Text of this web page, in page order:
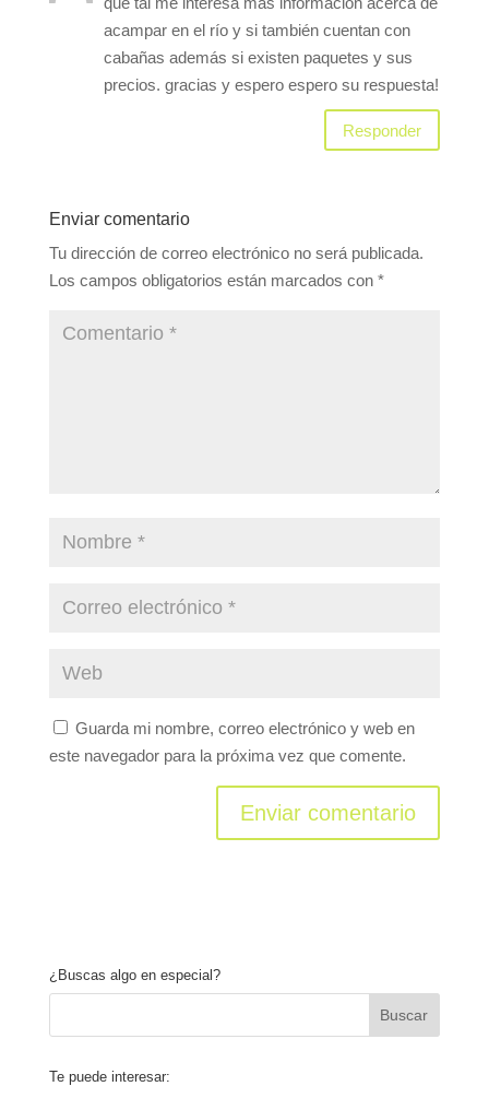
acampar en el río y si también cuentan con
cabañas además si existen paquetes y sus
precios. gracias y espero espero su respuesta!
Responder
Enviar comentario
Tu dirección de correo electrónico no será publicada.
Los campos obligatorios están marcados con *
Guarda mi nombre, correo electrónico y web en
este navegador para la próxima vez que comente.
¿Buscas algo en especial?
Te puede interesar: